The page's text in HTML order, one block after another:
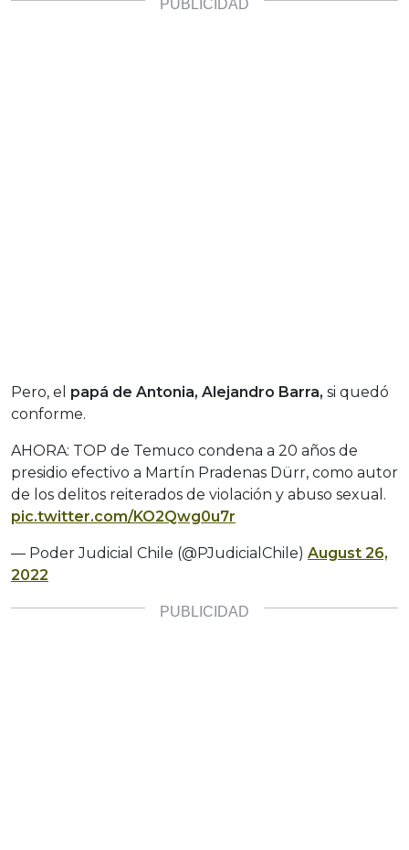
Pero, el papá de Antonia, Alejandro Barra, si quedó
conforme.
AHORA: TOP de Temuco condena a 20 años de
presidio efectivo a Martín Pradenas Dürr, como autor
de los delitos reiterados de violación y abuso sexual.
pic.twitter.com/KO2Qwg0u7r
— Poder Judicial Chile (@PJudicialChile) August 26,
2022